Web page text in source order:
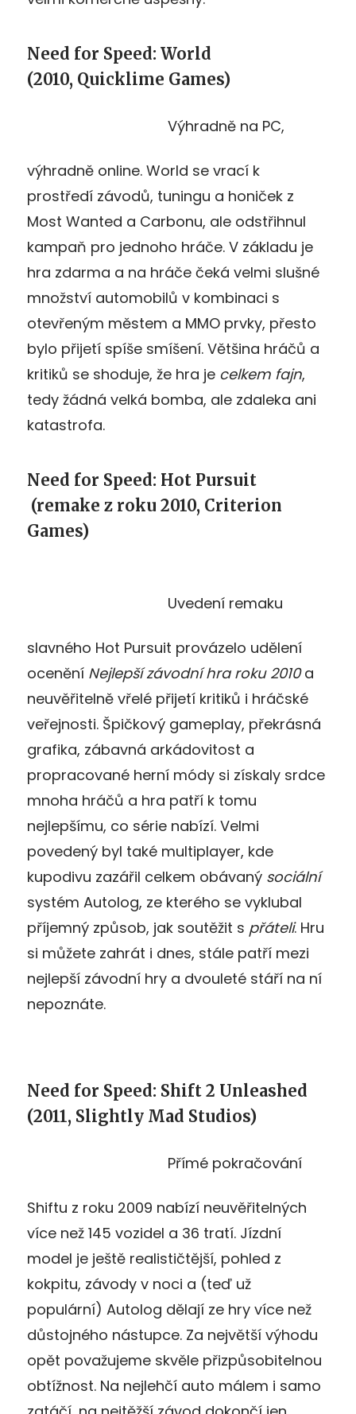
Need for Speed: World
(2010, Quicklime Games)
Výhradně na PC,
výhradně online. World se vrací k
prostředí závodů, tuningu a honiček z
Most Wanted a Carbonu, ale odstřihnul
kampaň pro jednoho hráče. V základu je
hra zdarma a na hráče čeká velmi slušné
množství automobilů v kombinaci s
otevřeným městem a MMO prvky, přesto
bylo přijetí spíše smíšení. Většina hráčů a
kritiků se shoduje, že hra je celkem fajn,
tedy žádná velká bomba, ale zdaleka ani
katastrofa.
Need for Speed: Hot Pursuit
(remake z roku 2010, Criterion
Games)
Uvedení remaku
slavného Hot Pursuit provázelo udělení
ocenění Nejlepší závodní hra roku 2010a
neuvěřitelně vřelé přijetí kritiků i hráčské
veřejnosti. Špičkový gameplay, překrásná
grafika, zábavná arkádovitost a
propracované herní módy si získaly srdce
mnoha hráčů a hra patří k tomu
nejlepšímu, co série nabízí. Velmi
povedený byl také multiplayer, kde
kupodivu zazářil celkem obávaný sociální
systém Autolog, ze kterého se vyklubal
příjemný způsob, jak soutěžit s přáteli. Hru
si můžete zahrát i dnes, stále patří mezi
nejlepší závodní hry a dvouleté stáří na ní
nepoznáte.
Need for Speed: Shift 2 Unleashed
(2011, Slightly Mad Studios)
Přímé pokračování
Shiftu z roku 2009 nabízí neuvěřitelných
více než 145 vozidel a 36 tratí. Jízdní
model je ještě realističtější, pohled z
kokpitu, závody v noci a (teď už
populární) Autolog dělají ze hry více než
důstojného nástupce. Za největší výhodu
opět považujeme skvěle přizpůsobitelnou
obtížnost. Na nejlehčí auto málem i samo